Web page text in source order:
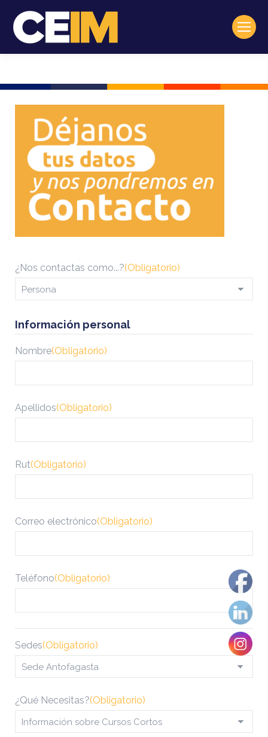
¿Nos contactas como...?(Obligatorio)
Información personal
Nombre(Obligatorio)
Apellidos(Obligatorio)
Rut(Obligatorio)
Correo electrónico(Obligatorio)
Teléfono(Obligatorio)
Sedes(Obligatorio)
¿Qué Necesitas?(Obligatorio)